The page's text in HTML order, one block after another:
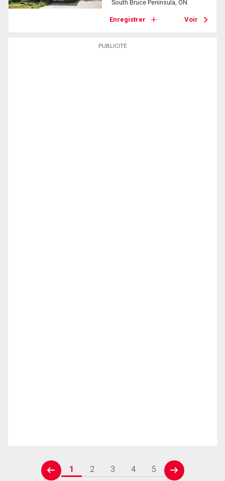
PUBLICITÉ
South Bruce Peninsula, ON
Enregistrer Voir
prev
1 2 3 4 5
next